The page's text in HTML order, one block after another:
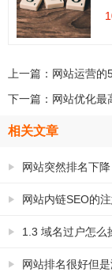
上一篇： 网站运营的
下一篇： 网站优化最
相关文章
网站突然排名下
原因
网站内链SEO的
1.3 域名过户怎么
设100问》域名篇
网站排名很好但